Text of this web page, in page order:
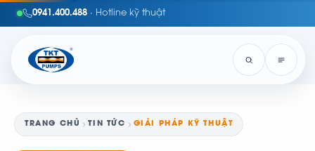
0941.400.488 · Hotline kỹ thuật
TRANG CHỦ TIN TỨC GIẢI PHÁP KỸ THUẬT